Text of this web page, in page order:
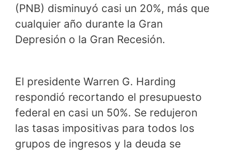
(PNB) disminuyó casi un 20%, más que
cualquier año durante la Gran
Depresión o la Gran Recesión.
El presidente Warren G. Harding
respondió recortando el presupuesto
federal en casi un 50%. Se redujeron
las tasas impositivas para todos los
grupos de ingresos y la deuda se